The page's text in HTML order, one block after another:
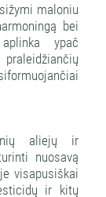
maloniu
bei
ypač
aliejų ir
nuosavą
visapusiškai
ir kitų